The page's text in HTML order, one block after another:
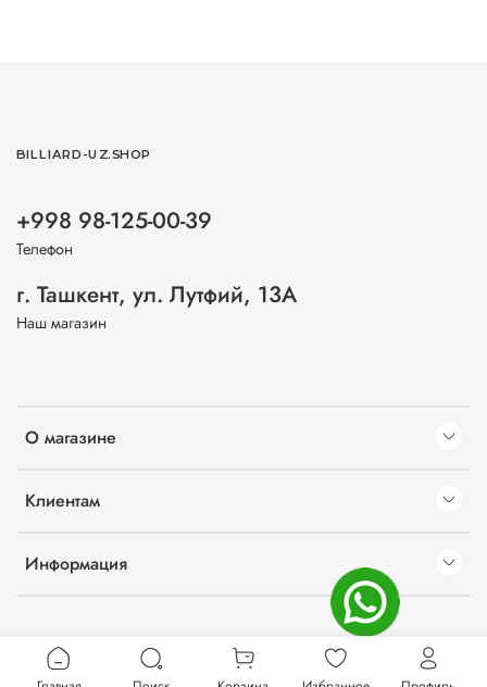
О магазине
Клиентам
Информация
BILLIARD-UZ.SHOP
+998 98-125-00-39
Телефон
г. Ташкент, ул. Лутфий, 13А
Наш магазин